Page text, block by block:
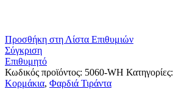
Προσθήκη στη Λίστα Επιθυμιών
Σύγκριση
Επιθυμητό
Κωδικός προϊόντος: 5060-WH Κατηγορίες:
Κορμάκια, Φαρδιά Τιράντα